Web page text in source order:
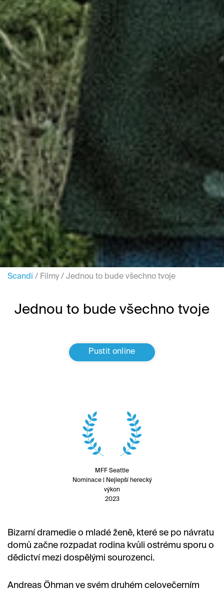
Scandi / Filmy/ Jednou to bude všechno tvoje
Jednou to bude všechno tvoje
Pustit online
MFF Seattle
Nominace | Nejlepší herecký
výkon
2023
Bizarní dramedie o mladé ženě, které se po návratu
domů začne rozpadat rodina kvůli ostrému sporu o
dědictví mezi dospělými sourozenci.
Andreas Öhman ve svém druhém celovečerním